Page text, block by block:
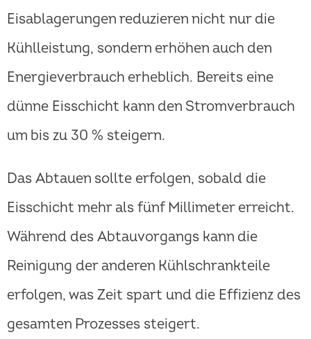
Eisablagerungen reduzieren nicht nur die
Kühlleistung, sondern erhöhen auch den
Energieverbrauch erheblich. Bereits eine
dünne Eisschicht kann den Stromverbrauch
um bis zu 30 % steigern.
Das Abtauen sollte erfolgen, sobald die
Eisschicht mehr als fünf Millimeter erreicht.
Während des Abtauvorgangs kann die
Reinigung der anderen Kühlschrankteile
erfolgen, was Zeit spart und die Effizienz des
gesamten Prozesses steigert.